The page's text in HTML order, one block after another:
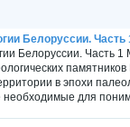
Белоруссии. Часть
Белоруссии. Часть
в эпохи
для